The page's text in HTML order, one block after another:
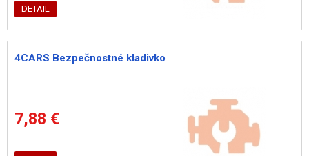
DETAIL
4CARS Bezpečnostné kladivko
7,88 €